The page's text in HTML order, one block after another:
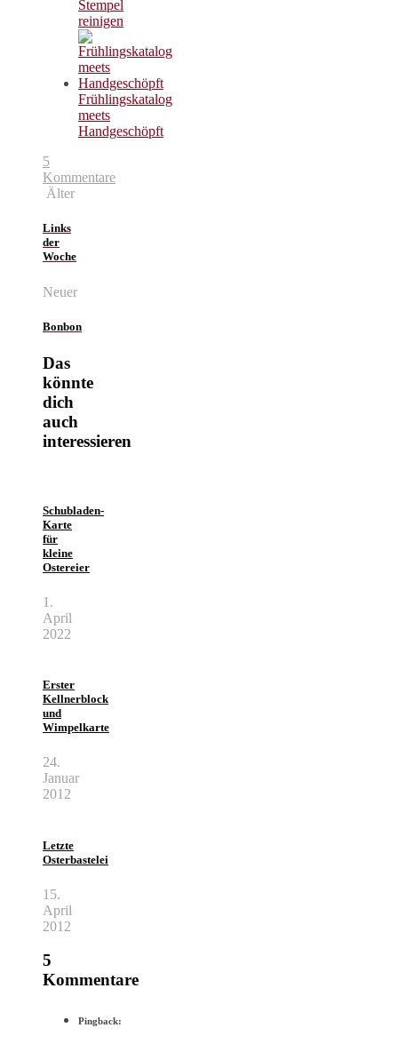
Stempel
reinigen
Frühlingskatalog
meets
Handgeschöpft
5
Kommentare
Älter
Links
der
Woche
Neuer
Bonbon
Das
könnte
dich
auch
interessieren
Schubladen-
Karte
für
kleine
Ostereier
1.
April
2022
Erster
Kellnerblock
und
Wimpelkarte
24.
Januar
2012
Letzte
Osterbastelei
15.
April
2012
5
Kommentare
Pingback: